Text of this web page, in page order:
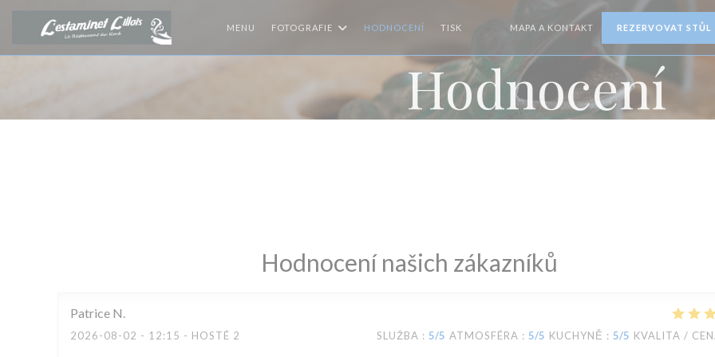
Panel pro správu cookies
MENU FOTOGRAFIE HODNOCENÍ TISK MAPA A KONTAKT REZERVOVAT STŮL
Hodnocení
Hodnocení našich zákazníků
Patrice N
2026-08-02 - 12:15 - HOSTÉ 2 SLUŽBA : 5/5 ATMOSFÉRA : 5/5 KUCHYNĚ : 5/5 KVALITA /